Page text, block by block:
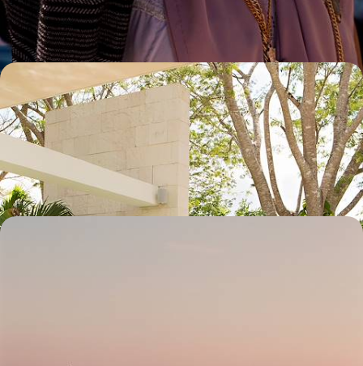
15 jours, de 5200 à 6500 €
Privilèges mexicains - Le Yucatán en haciendas et
hôtels d'exception
De la mer à la selva, des pyramides mayas aux couvents espagnols, de
villa perchée en casita design, un Yucatán véritablement privilégié
10 jours, de 7900 à 9700 €